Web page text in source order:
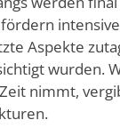
Aspekte
wurden.
nimmt,